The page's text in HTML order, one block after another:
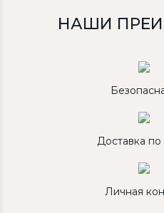
НАШИ
Доставка
Личная